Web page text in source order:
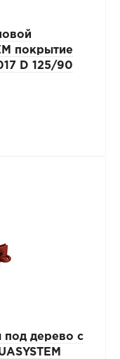
покрытие
D 125/90
под дерево с